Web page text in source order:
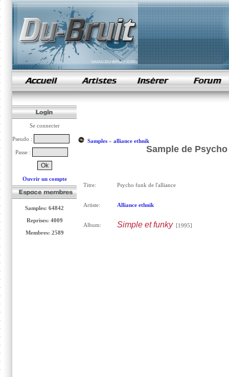
samples de rap
Se connecter
Pseudo :
Passe :
Ouvrir un compte
Samples: 64842
Reprises: 4009
Membres: 2589
Samples» alliance ethnik
Sample de
Titre: Psycho funk de l'alliance
Artiste: Alliance ethnik
Album: Simple et funky[1995]